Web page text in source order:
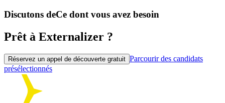
Discutons deCe dont vous avez besoin
Prêt à Externalizer ?
Réservez un appel de découverte gratuit Parcourir des candidats
présélectionnés